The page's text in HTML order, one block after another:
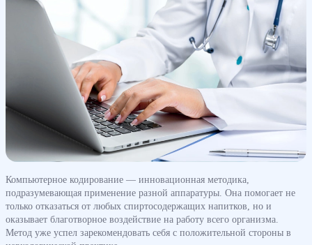
Компьютерное кодирование — инновационная методика,
подразумевающая применение разной аппаратуры. Она помогает не
только отказаться от любых спиртосодержащих напитков, но и
оказывает благотворное воздействие на работу всего организма.
Метод уже успел зарекомендовать себя с положительной стороны в